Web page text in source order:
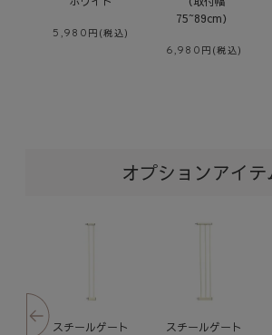
6,980
オプションアイテ
スチールゲート
スチールゲート